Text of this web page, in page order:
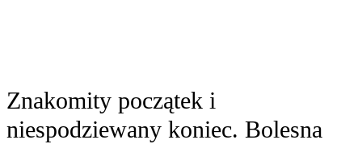
Znakomity początek i
niespodziewany koniec. Bolesna